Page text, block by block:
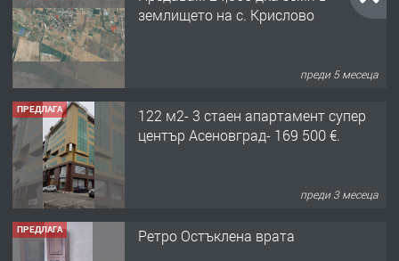
землището на с. Крислово
преди 5 месеца
ПРЕДЛАГА
122 м2- 3 стаен апартамент супер
център Асеновград- 169 500 €.
преди 3 месеца
ПРЕДЛАГА Ретро Остъклена врата